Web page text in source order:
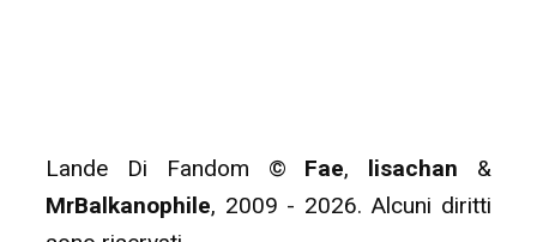
Lande Di Fandom © Fae, lisachan &
MrBalkanophile, 2009 - 2026. Alcuni diritti